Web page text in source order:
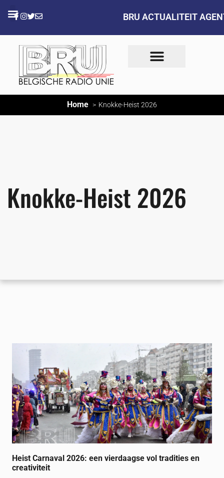
BRU ACTUALITEIT
Home Knokke-Heist 2026
Knokke-Heist 2026
Heist Carnaval 2026: een vierdaagse vol tradities en
creativiteit